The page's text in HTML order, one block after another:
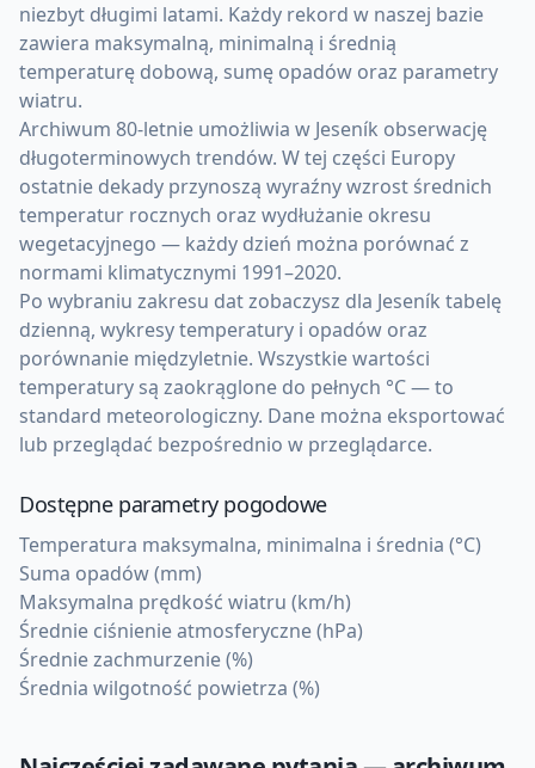
niezbyt długimi latami. Każdy rekord w naszej bazie
zawiera maksymalną, minimalną i średnią
temperaturę dobową, sumę opadów oraz parametry
wiatru.
Archiwum 80-letnie umożliwia w Jeseník obserwację
długoterminowych trendów. W tej części Europy
ostatnie dekady przynoszą wyraźny wzrost średnich
temperatur rocznych oraz wydłużanie okresu
wegetacyjnego — każdy dzień można porównać z
normami klimatycznymi 1991–2020.
Po wybraniu zakresu dat zobaczysz dla Jeseník tabelę
dzienną, wykresy temperatury i opadów oraz
porównanie międzyletnie. Wszystkie wartości
temperatury są zaokrąglone do pełnych °C — to
standard meteorologiczny. Dane można eksportować
lub przeglądać bezpośrednio w przeglądarce.
Dostępne parametry pogodowe
Temperatura maksymalna, minimalna i średnia (°C)
Suma opadów (mm)
Maksymalna prędkość wiatru (km/h)
Średnie ciśnienie atmosferyczne (hPa)
Średnie zachmurzenie (%)
Średnia wilgotność powietrza (%)